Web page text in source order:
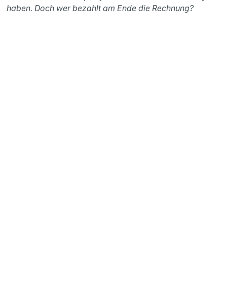
haben. Doch wer bezahlt am Ende die Rechnung?